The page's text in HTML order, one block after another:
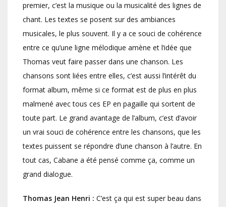
premier, c’est la musique ou la musicalité des lignes de
chant. Les textes se posent sur des ambiances
musicales, le plus souvent. Il y a ce souci de cohérence
entre ce qu’une ligne mélodique amène et l‘idée que
Thomas veut faire passer dans une chanson. Les
chansons sont liées entre elles, c’est aussi l’intérêt du
format album, même si ce format est de plus en plus
malmené avec tous ces EP en pagaille qui sortent de
toute part. Le grand avantage de l’album, c’est d’avoir
un vrai souci de cohérence entre les chansons, que les
textes puissent se répondre d’une chanson à l’autre. En
tout cas, Cabane a été pensé comme ça, comme un
grand dialogue.
Thomas Jean Henri : C’est ça qui est super beau dans